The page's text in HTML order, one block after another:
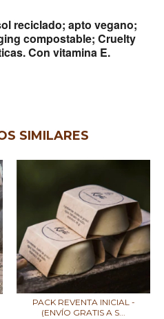
reciclado; apto vegano;
compostable; Cruelty
Con vitamina E.
SIMILARES
PACK REVENTA INICIAL -
(ENVÍO GRATIS A S...